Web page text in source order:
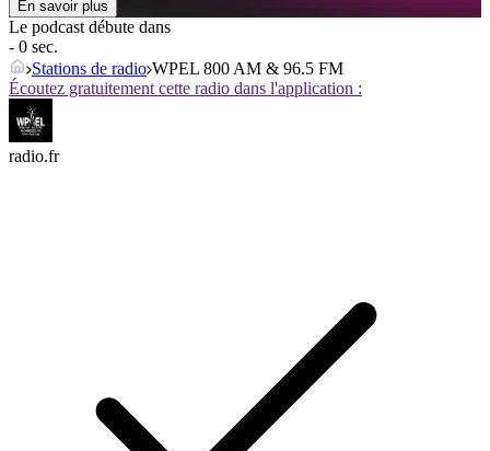
En savoir plus
Le podcast débute dans
- 0 sec.
Stations de radio WPEL 800 AM & 96.5 FM
Écoutez gratuitement cette radio dans l'application :
radio.fr